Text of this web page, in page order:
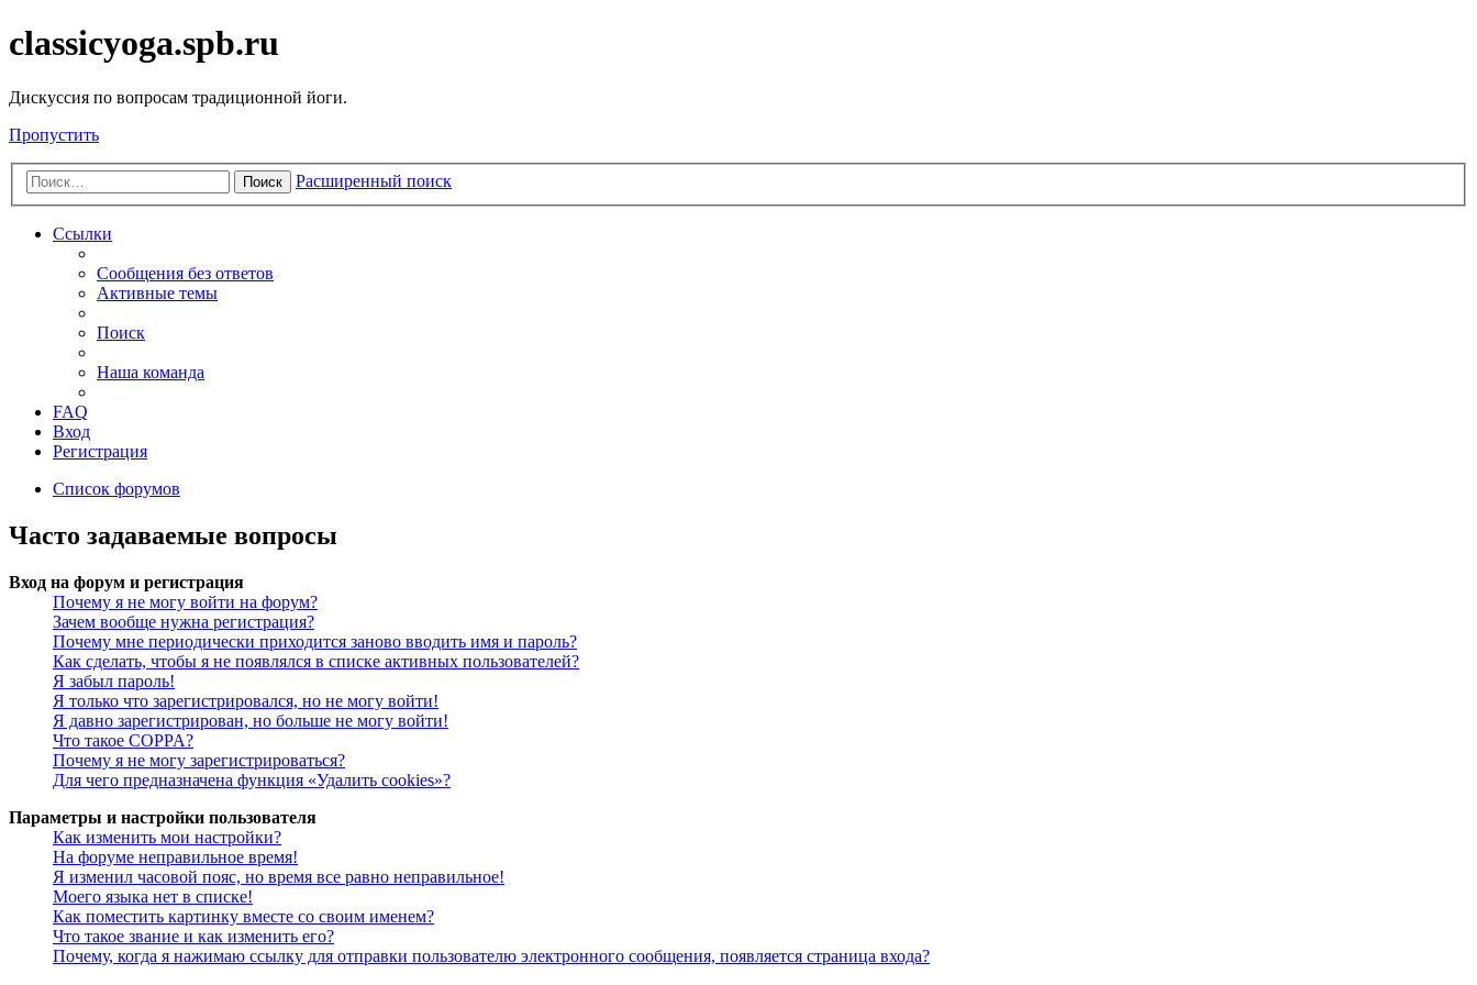
classicyoga.spb.ru
Дискуссия по вопросам традиционной йоги.
Пропустить
Поиск Расширенный поиск
Ссылки
Сообщения без ответов
Активные темы
Поиск
Наша команда
FAQ
Вход
Регистрация
Список форумов
Часто задаваемые вопросы
Вход на форум и регистрация
Почему я не могу войти на форум?
Зачем вообще нужна регистрация?
Почему мне периодически приходится заново вводить имя и пароль?
Как сделать, чтобы я не появлялся в списке активных пользователей?
Я забыл пароль!
Я только что зарегистрировался, но не могу войти!
Я давно зарегистрирован, но больше не могу войти!
Что такое COPPA?
Почему я не могу зарегистрироваться?
Для чего предназначена функция «Удалить cookies»?
Параметры и настройки пользователя
Как изменить мои настройки?
На форуме неправильное время!
Я изменил часовой пояс, но время все равно неправильное!
Моего языка нет в списке!
Как поместить картинку вместе со своим именем?
Что такое звание и как изменить его?
Почему, когда я нажимаю ссылку для отправки пользователю электронного сообщения, появляется страница входа?